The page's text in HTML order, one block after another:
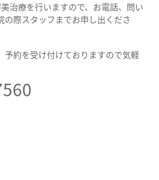
治療を行いますので、お電話、問い
の際スタッフまでお申し出くださ
予約を受け付けておりますので気軽